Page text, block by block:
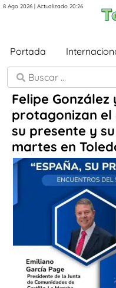
8 Ago 2026 | Actualizado 20:26
Portada
Felipe González
protagonizan el
su presente y
martes en